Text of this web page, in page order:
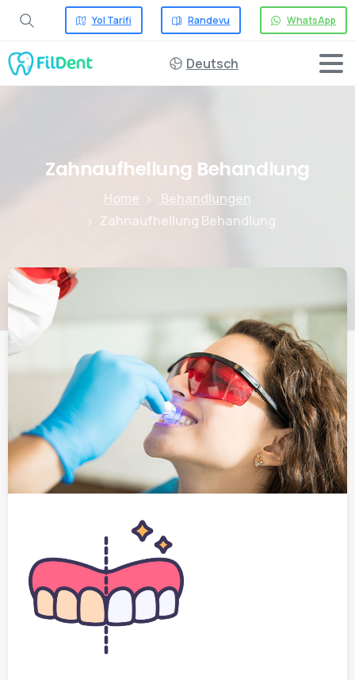
Yol Tarifi Randevu WhatsApp
Deutsch
Zahnaufhellung Behandlung
Home
Behandlungen
Zahnaufhellung Behandlung